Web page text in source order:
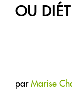
OU
parMarise